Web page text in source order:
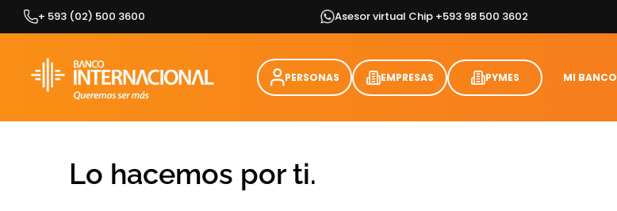
Skip
+ 593 (02) 500 3600 Asesor virtual Chip +593 98 500 3602
PERSONAS EMPRESAS PYMES MI BANCO
Lo hacemos por ti.